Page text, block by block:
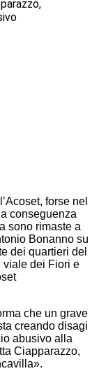
forse nel
conseguenza
sono rimaste a
Bonanno su
dei quartieri del
viale dei Fiori e
che un grave
creando disagi
abusivo alla
Ciapparazzo,